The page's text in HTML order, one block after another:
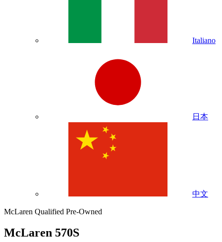
Italiano
日本
中文
McLaren Qualified Pre-Owned
McLaren 570S